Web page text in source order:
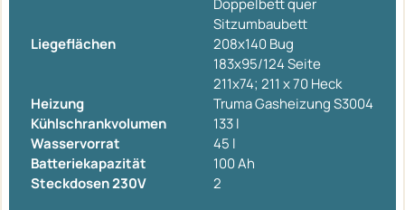
Doppelbett quer
Sitzumbaubett
Liegeflächen
208x140 Bug
183x95/124 Seite
211x74; 211 x 70 Heck
Heizung
Truma Gasheizung S3004
Kühlschrankvolumen
133 l
Wasservorrat
45 l
Batteriekapazität
100 Ah
Steckdosen 230V
2